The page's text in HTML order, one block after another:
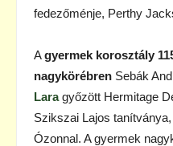
fedezőménje, Perthy
Agyermek korosztály
nagykörébren Sebák
Lara győzött Hermitage
Szikszai Lajos tanítványa,
Ózonnal. A gyermek